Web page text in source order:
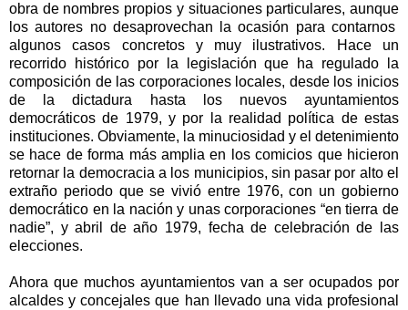
obra de nombres propios y situaciones particulares, aunque
los autores no desaprovechan la ocasión para contarnos
algunos casos concretos y muy ilustrativos. Hace un
recorrido histórico por la legislación que ha regulado la
composición de las corporaciones locales, desde los inicios
de la dictadura hasta los nuevos ayuntamientos
democráticos de 1979, y por la realidad política de estas
instituciones. Obviamente, la minuciosidad y el detenimiento
se hace de forma más amplia en los comicios que hicieron
retornar la democracia a los municipios, sin pasar por alto el
extraño periodo que se vivió entre 1976, con un gobierno
democrático en la nación y unas corporaciones “en tierra de
nadie”, y abril de año 1979, fecha de celebración de las
elecciones.
Ahora que muchos ayuntamientos van a ser ocupados por
alcaldes y concejales que han llevado una vida profesional